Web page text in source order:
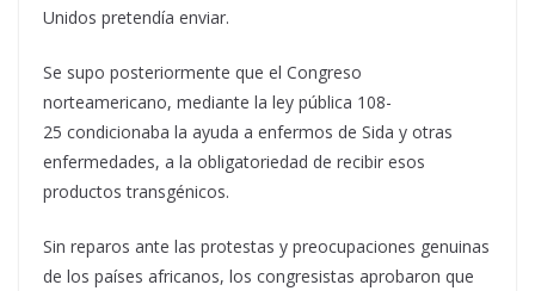
Unidos pretendía enviar.
Se supo posteriormente que el Congreso
norteamericano, mediante la ley pública 108-
25 condicionaba la ayuda a enfermos de Sida y otras
enfermedades, a la obligatoriedad de recibir esos
productos transgénicos.
Sin reparos ante las protestas y preocupaciones genuinas
de los países africanos, los congresistas aprobaron que